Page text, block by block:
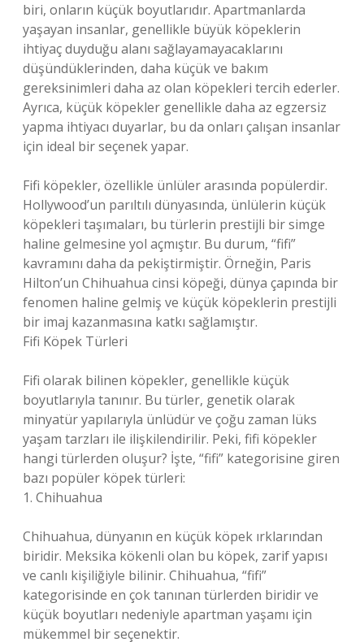
biri, onların küçük boyutlarıdır. Apartmanlarda
yaşayan insanlar, genellikle büyük köpeklerin
ihtiyaç duyduğu alanı sağlayamayacaklarını
düşündüklerinden, daha küçük ve bakım
gereksinimleri daha az olan köpekleri tercih ederler.
Ayrıca, küçük köpekler genellikle daha az egzersiz
yapma ihtiyacı duyarlar, bu da onları çalışan insanlar
için ideal bir seçenek yapar.
Fifi köpekler, özellikle ünlüler arasında popülerdir.
Hollywood’un parıltılı dünyasında, ünlülerin küçük
köpekleri taşımaları, bu türlerin prestijli bir simge
haline gelmesine yol açmıştır. Bu durum, “fifi”
kavramını daha da pekiştirmiştir. Örneğin, Paris
Hilton’un Chihuahua cinsi köpeği, dünya çapında bir
fenomen haline gelmiş ve küçük köpeklerin prestijli
bir imaj kazanmasına katkı sağlamıştır.
Fifi Köpek Türleri
Fifi olarak bilinen köpekler, genellikle küçük
boyutlarıyla tanınır. Bu türler, genetik olarak
minyatür yapılarıyla ünlüdür ve çoğu zaman lüks
yaşam tarzları ile ilişkilendirilir. Peki, fifi köpekler
hangi türlerden oluşur? İşte, “fifi” kategorisine giren
bazı popüler köpek türleri:
1. Chihuahua
Chihuahua, dünyanın en küçük köpek ırklarından
biridir. Meksika kökenli olan bu köpek, zarif yapısı
ve canlı kişiliğiyle bilinir. Chihuahua, “fifi”
kategorisinde en çok tanınan türlerden biridir ve
küçük boyutları nedeniyle apartman yaşamı için
mükemmel bir seçenektir.